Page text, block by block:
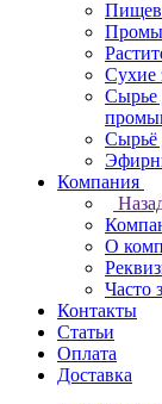
Сухие
Сырье
Сырьё
Компания
О
Часто
Контакты
Статьи
Оплата
Доставка